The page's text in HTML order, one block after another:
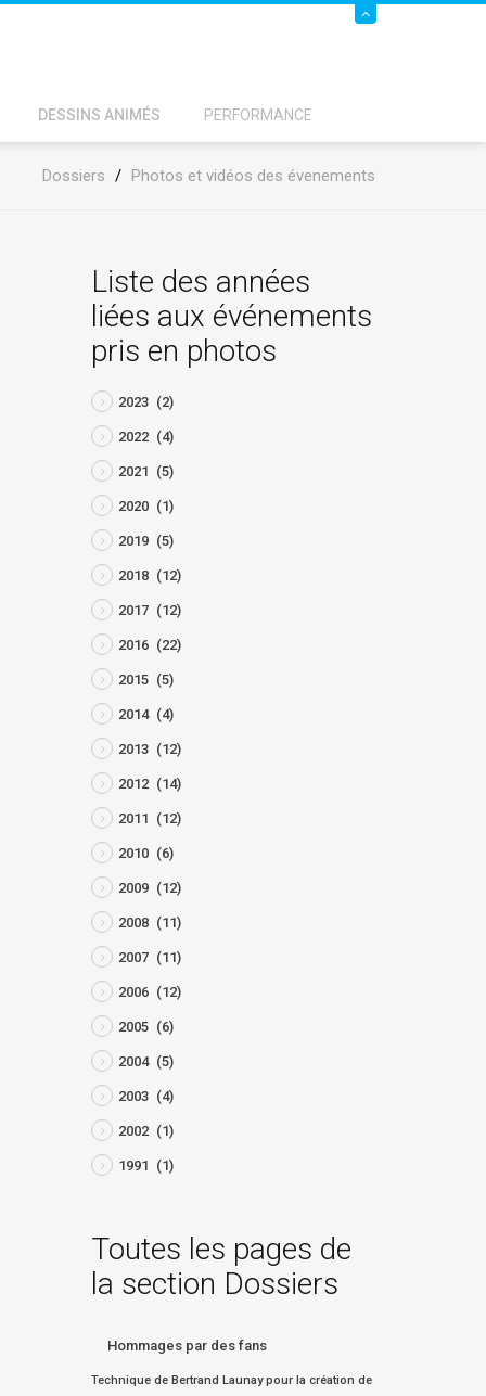
DESSINS ANIMÉS PERFORMANCE
Dossiers / Photos et vidéos des évenements
Liste des années
liées aux événements
pris en photos
2023 (2)
2022 (4)
2021 (5)
2020 (1)
2019 (5)
2018 (12)
2017 (12)
2016 (22)
2015 (5)
2014 (4)
2013 (12)
2012 (14)
2011 (12)
2010 (6)
2009 (12)
2008 (11)
2007 (11)
2006 (12)
2005 (6)
2004 (5)
2003 (4)
2002 (1)
1991 (1)
Toutes les pages de
la section Dossiers
Hommages par des fans
Technique de Bertrand Launay pour la création de